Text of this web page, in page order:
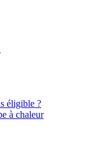
éligible ?
à chaleur